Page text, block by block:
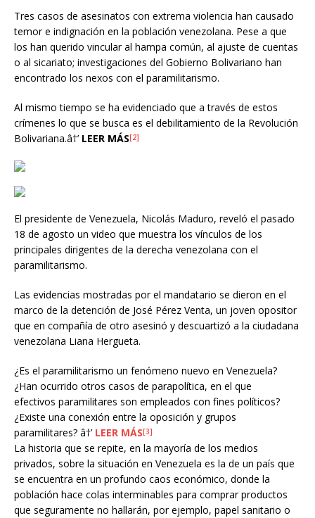
Tres casos de asesinatos con extrema violencia han causado
temor e indignación en la población venezolana. Pese a que
los han querido vincular al hampa común, al ajuste de cuentas
o al sicariato; investigaciones del Gobierno Bolivariano han
encontrado los nexos con el paramilitarismo.
Al mismo tiempo se ha evidenciado que a través de estos
crímenes lo que se busca es el debilitamiento de la Revolución
Bolivariana.â†’ LEER MÁS[2]
El presidente de Venezuela, Nicolás Maduro, reveló el pasado
18 de agosto un video que muestra los vínculos de los
principales dirigentes de la derecha venezolana con el
paramilitarismo.
Las evidencias mostradas por el mandatario se dieron en el
marco de la detención de José Pérez Venta, un joven opositor
que en compañía de otro asesinó y descuartizó a la ciudadana
venezolana Liana Hergueta.
¿Es el paramilitarismo un fenómeno nuevo en Venezuela?
¿Han ocurrido otros casos de parapolítica, en el que
efectivos paramilitares son empleados con fines políticos?
¿Existe una conexión entre la oposición y grupos
paramilitares? â†’ LEER MÁS[3]
La historia que se repite, en la mayoría de los medios
privados, sobre la situación en Venezuela es la de un país que
se encuentra en un profundo caos económico, donde la
población hace colas interminables para comprar productos
que seguramente no hallarán, por ejemplo, papel sanitario o